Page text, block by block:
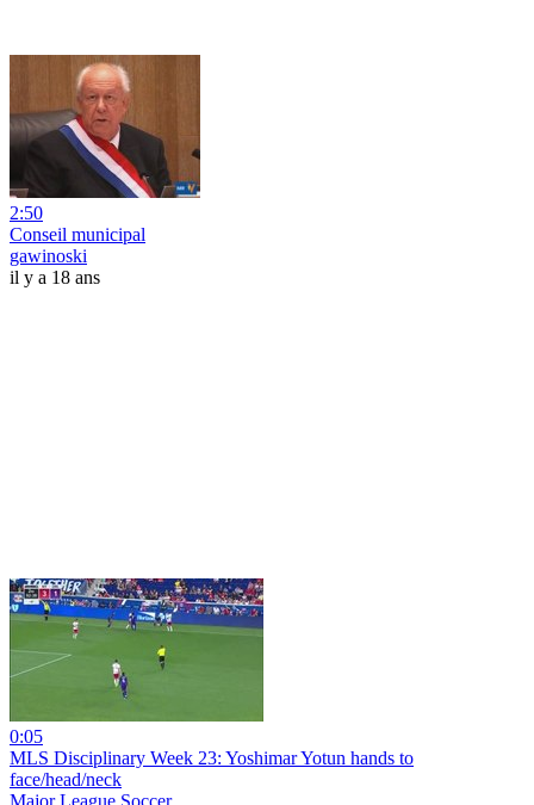
2:50
Conseil municipal
gawinoski
il y a 18 ans
0:05
MLS Disciplinary Week 23: Yoshimar Yotun hands to
face/head/neck